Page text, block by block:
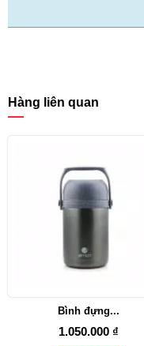
Hàng liên quan
Bình đựng...
1.050.000 ₫